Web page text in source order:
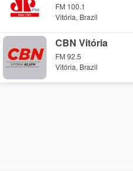
FM 100.1
Vitória, Brazil
CBN Vitória
FM 92.5
Vitória, Brazil